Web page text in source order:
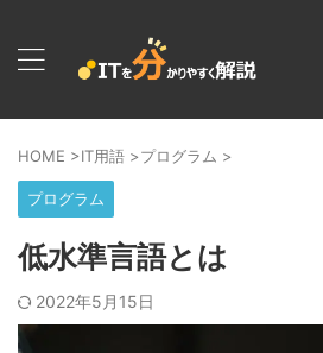
HOME >IT用語 >プログラム >
プログラム
低水準言語とは
2022年5月15日